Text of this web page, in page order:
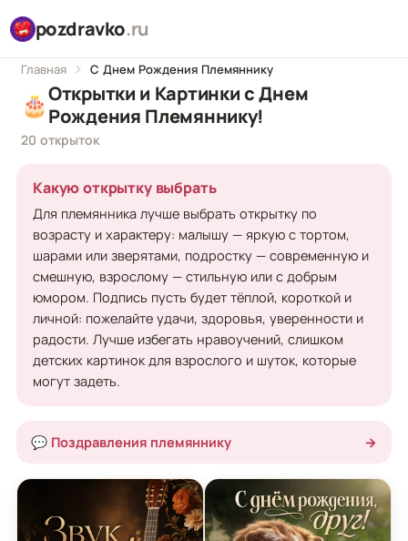
pozdravko.ru
Главная С Днем Рождения Племяннику
🎂Открытки и Картинки с Днем
Рождения Племяннику!
20 открыток
Какую открытку выбрать
Для племянника лучше выбрать открытку по
возрасту и характеру: малышу — яркую с тортом,
шарами или зверятами, подростку — современную и
смешную, взрослому — стильную или с добрым
юмором. Подпись пусть будет тёплой, короткой и
личной: пожелайте удачи, здоровья, уверенности и
радости. Лучше избегать нравоучений, слишком
детских картинок для взрослого и шуток, которые
могут задеть.
💬 Поздравления племяннику →